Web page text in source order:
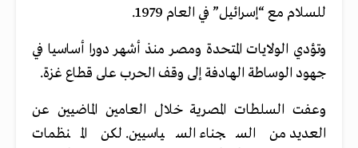
للسلام مع “إسرائيل” في العام 1979.
وتؤدي الولايات المتحدة ومصر منذ أشهر دورا أساسيا في
جهود الوساطة الهادفة إلى وقف الحرب على قطاع غزة.
وعفت السلطات المصرية خلال العامين الماضيين عن
العديد من السجناء السياسيين. لكن المنظمات